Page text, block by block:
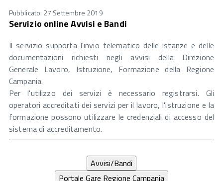
Pubblicato: 27 Settembre 2019
Servizio online Avvisi e Bandi
Il servizio supporta l'invio telematico delle istanze e delle
documentazioni richiesti negli avvisi della Direzione
Generale Lavoro, Istruzione, Formazione della Regione
Campania.
Per l'utilizzo dei servizi è necessario registrarsi. Gli
operatori accreditati dei servizi per il lavoro, l'istruzione e la
formazione possono utilizzare le credenziali di accesso del
sistema di accreditamento.